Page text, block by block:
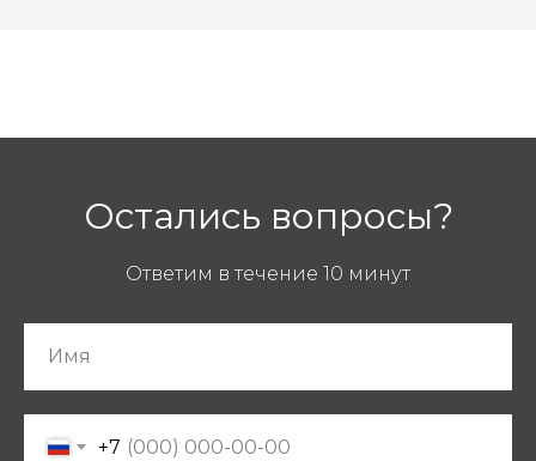
Остались вопросы?
Ответим в течение 10 минут
+7